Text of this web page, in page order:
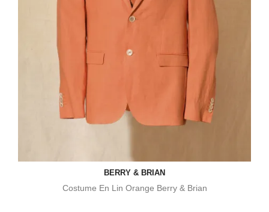
BERRY & BRIAN
Costume En Lin Orange Berry & Brian